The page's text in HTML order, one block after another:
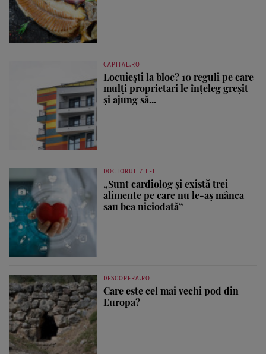
CAPITAL.RO
Locuiești la bloc? 10 reguli pe care
mulți proprietari le înțeleg greșit
și ajung să...
DOCTORUL ZILEI
„Sunt cardiolog și există trei
alimente pe care nu le-aș mânca
sau bea niciodată”
DESCOPERA.RO
Care este cel mai vechi pod din
Europa?